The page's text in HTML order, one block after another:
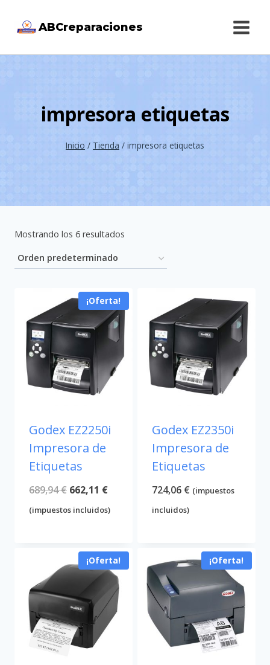
ABCreparaciones
impresora etiquetas
Inicio / Tienda / impresora etiquetas
Mostrando los 6 resultados
¡Oferta!
Godex EZ2250i
Impresora de
Etiquetas
689,94€ El
precio
689,94 €.
662,11 €El
precio
662,11 €.
(impuestos incluidos)
Godex EZ2350i
Impresora de
Etiquetas
724,06 € (impuestos
incluidos)
¡Oferta! ¡Oferta!